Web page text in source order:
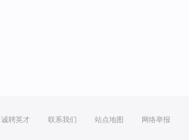
诚聘英才 联系我们 站点地图 网络举报